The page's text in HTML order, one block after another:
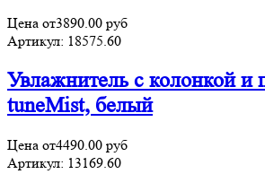
Цена от3890.00 руб
Артикул: 18575.60
Увлажнитель с колонкой и
tuneMist, белый
Цена от4490.00 руб
Артикул: 13169.60